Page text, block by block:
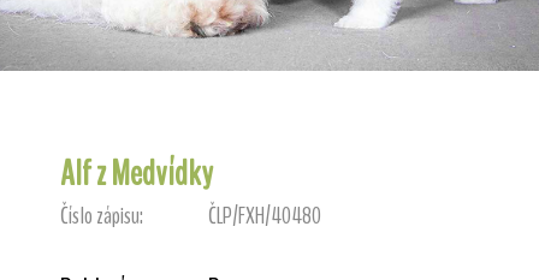
Alf z Medvídky
Číslo zápisu: ČLP/FXH/40480